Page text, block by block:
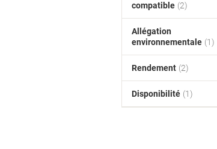
compatible (2)
Allégation
environnementale (1)
Rendement (2)
Disponibilité (1)